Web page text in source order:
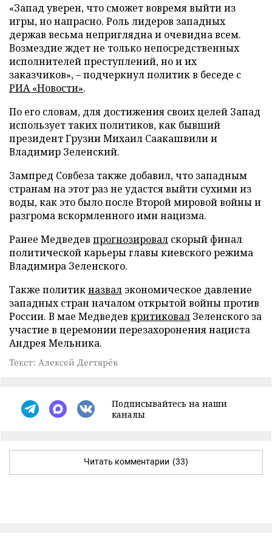
«Запад уверен, что сможет вовремя выйти из
игры, но напрасно. Роль лидеров западных
держав весьма неприглядна и очевидна всем.
Возмездие ждет не только непосредственных
исполнителей преступлений, но и их
заказчиков», – подчеркнул политик в беседе с
РИА «Новости».
По его словам, для достижения своих целей Запад
использует таких политиков, как бывший
президент Грузии Михаил Саакашвили и
Владимир Зеленский.
Зампред Совбеза также добавил, что западным
странам на этот раз не удастся выйти сухими из
воды, как это было после Второй мировой войны и
разгрома вскормленного ими нацизма.
Ранее Медведев прогнозировал скорый финал
политической карьеры главы киевского режима
Владимира Зеленского.
Также политикназвал экономическое давление
западных стран началом открытой войны против
России. В мае Медведев критиковал Зеленского за
участие в церемонии перезахоронения нациста
Андрея Мельника.
Текст: Алексей Дегтярёв
Подписывайтесь на наши
каналы
Читать комментарии (33)